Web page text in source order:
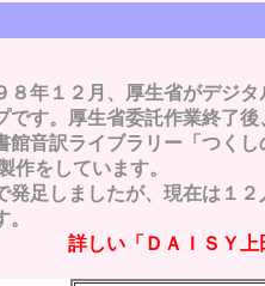
８年１２月、厚生省がデジ
です。厚生省委託作業終了
館音訳ライブラリー「つく
作をしています。
発足しましたが、現在は１
ＤＡＩＳＹ上田」